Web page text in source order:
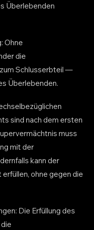
Überlebenden
Ohne
die
Schlusserbteil —
Überlebenden.
sind nach dem ersten
muss
mit der
kann der
ohne gegen die
Die Erfüllung des